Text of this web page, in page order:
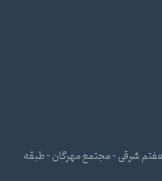
شرقی - مجتمع مهرگان - طبقه